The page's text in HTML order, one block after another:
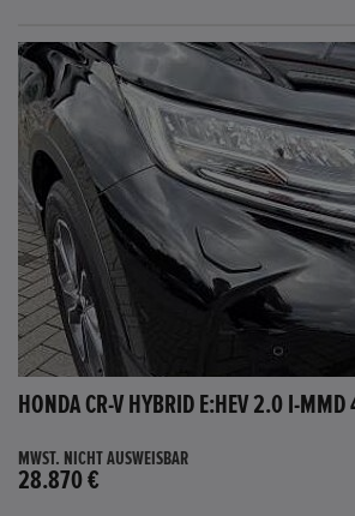
MWST. NICHT AUSWEISBAR